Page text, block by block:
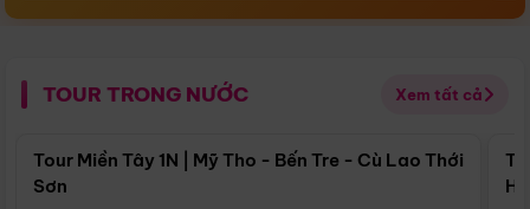
TOUR TRONG NƯỚC Xem tất cả
Điểm nổi bật
Tour Miền Tây 1N | Mỹ Tho - Bến Tre - Cù Lao Thới
Sơn